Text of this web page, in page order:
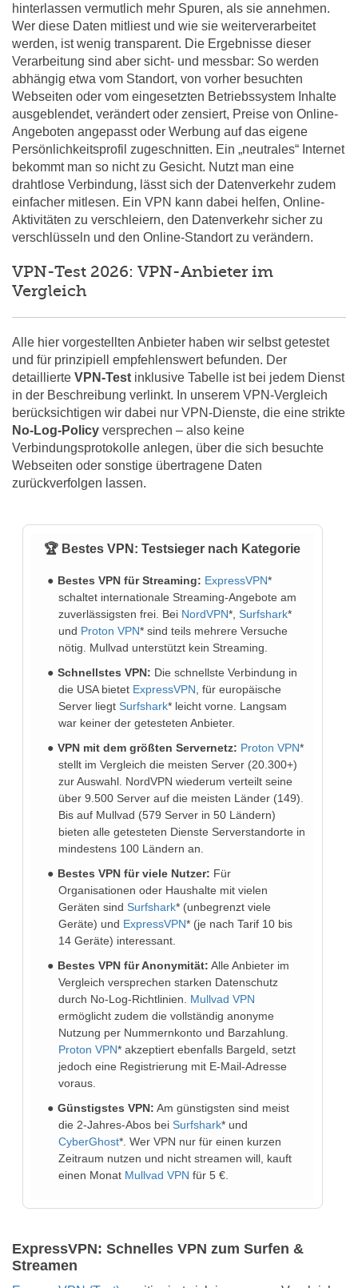
hinterlassen vermutlich mehr Spuren, als sie annehmen.
Wer diese Daten mitliest und wie sie weiterverarbeitet
werden, ist wenig transparent. Die Ergebnisse dieser
Verarbeitung sind aber sicht- und messbar: So werden
abhängig etwa vom Standort, von vorher besuchten
Webseiten oder vom eingesetzten Betriebssystem Inhalte
ausgeblendet, verändert oder zensiert, Preise von Online-
Angeboten angepasst oder Werbung auf das eigene
Persönlichkeitsprofil zugeschnitten. Ein „neutrales“ Internet
bekommt man so nicht zu Gesicht. Nutzt man eine
drahtlose Verbindung, lässt sich der Datenverkehr zudem
einfacher mitlesen. Ein VPN kann dabei helfen, Online-
Aktivitäten zu verschleiern, den Datenverkehr sicher zu
verschlüsseln und den Online-Standort zu verändern.
VPN-Test 2026: VPN-Anbieter im
Vergleich
Alle hier vorgestellten Anbieter haben wir selbst getestet
und für prinzipiell empfehlenswert befunden. Der
detaillierte VPN-Test inklusive Tabelle ist bei jedem Dienst
in der Beschreibung verlinkt. In unserem VPN-Vergleich
berücksichtigen wir dabei nur VPN-Dienste, die eine strikte
No-Log-Policy versprechen – also keine
Verbindungsprotokolle anlegen, über die sich besuchte
Webseiten oder sonstige übertragene Daten
zurückverfolgen lassen.
🏆 Bestes VPN: Testsieger nach Kategorie
Bestes VPN für Streaming: ExpressVPN*
schaltet internationale Streaming-Angebote am
zuverlässigsten frei. Bei NordVPN*, Surfshark*
und Proton VPN* sind teils mehrere Versuche
nötig. Mullvad unterstützt kein Streaming.
Schnellstes VPN: Die schnellste Verbindung in
die USA bietet ExpressVPN , für europäische
Server liegt Surfshark* leicht vorne. Langsam
war keiner der getesteten Anbieter.
VPN mit dem größten Servernetz: Proton VPN*
stellt im Vergleich die meisten Server (20.300+)
zur Auswahl. NordVPN wiederum verteilt seine
über 9.500 Server auf die meisten Länder (149).
Bis auf Mullvad (579 Server in 50 Ländern)
bieten alle getesteten Dienste Serverstandorte in
mindestens 100 Ländern an.
Bestes VPN für viele Nutzer: Für
Organisationen oder Haushalte mit vielen
Geräten sind Surfshark* (unbegrenzt viele
Geräte) und ExpressVPN* (je nach Tarif 10 bis
14 Geräte) interessant.
Bestes VPN für Anonymität: Alle Anbieter im
Vergleich versprechen starken Datenschutz
durch No-Log-Richtlinien. Mullvad VPN
ermöglicht zudem die vollständig anonyme
Nutzung per Nummernkonto und Barzahlung.
Proton VPN* akzeptiert ebenfalls Bargeld, setzt
jedoch eine Registrierung mit E-Mail-Adresse
voraus.
Günstigstes VPN: Am günstigsten sind meist
die 2-Jahres-Abos bei Surfshark* und
CyberGhost*. Wer VPN nur für einen kurzen
Zeitraum nutzen und nicht streamen will, kauft
einen Monat Mullvad VPN für 5 €.
ExpressVPN: Schnelles VPN zum Surfen &
Streamen